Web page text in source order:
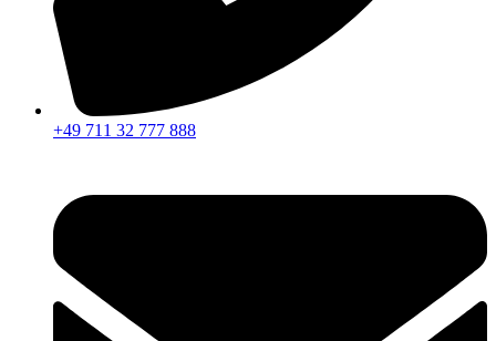
+49 711 32 777 888